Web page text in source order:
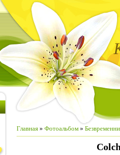
Главная » Фотоальбом »